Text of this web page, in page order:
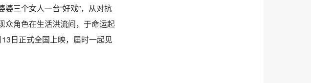
三个女人一台“好戏”，从对抗
众角色在生活洪流间，于命运起
日正式全国上映，届时一起见